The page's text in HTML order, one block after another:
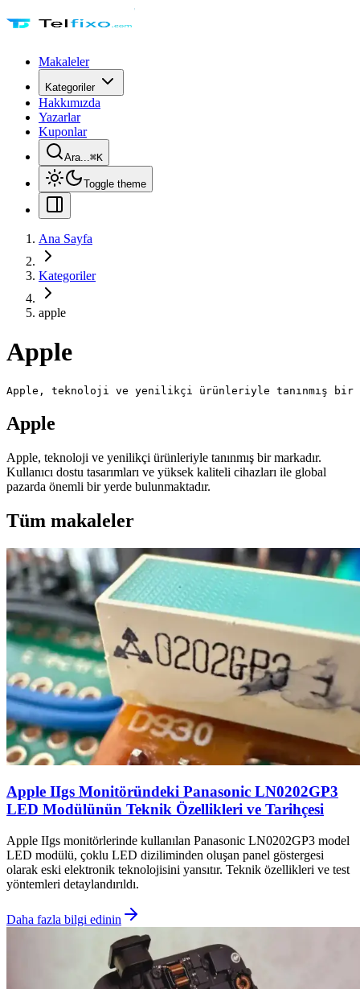
Makaleler
Kategoriler
Hakkımızda
Yazarlar
Kuponlar
Ara...⌘K
Toggle theme
Ana Sayfa
Kategoriler
apple
Apple
Apple, teknoloji ve yenilikçi ürünleriyle tanınmış bir
Apple
Apple, teknoloji ve yenilikçi ürünleriyle tanınmış bir markadır.
Kullanıcı dostu tasarımları ve yüksek kaliteli cihazları ile global
pazarda önemli bir yerde bulunmaktadır.
Tüm makaleler
Apple IIgs Monitöründeki Panasonic LN0202GP3
LED Modülünün Teknik Özellikleri ve Tarihçesi
Apple IIgs monitörlerinde kullanılan Panasonic LN0202GP3 model
LED modülü, çoklu LED diziliminden oluşan panel göstergesi
olarak eski elektronik teknolojisini yansıtır. Teknik özellikleri ve test
yöntemleri detaylandırıldı.
Daha fazla bilgi edinin